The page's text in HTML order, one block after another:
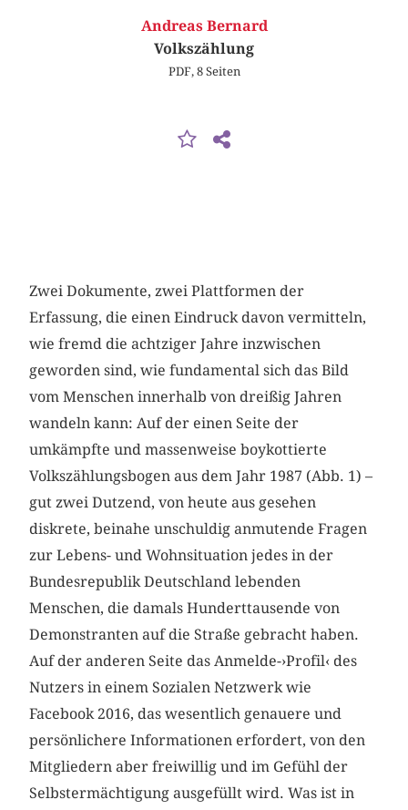
Andreas Bernard
Volkszählung
PDF, 8 Seiten
Zwei Dokumente, zwei Plattformen der
Erfassung, die einen Eindruck davon vermitteln,
wie fremd die achtziger Jahre inzwischen
geworden sind, wie fundamental sich das Bild
vom Menschen innerhalb von dreißig Jahren
wandeln kann: Auf der einen Seite der
umkämpfte und massenweise boykottierte
Volkszählungsbogen aus dem Jahr 1987 (Abb. 1) –
gut zwei Dutzend, von heute aus gesehen
diskrete, beinahe unschuldig anmutende Fragen
zur Lebens- und Wohnsituation jedes in der
Bundesrepublik Deutschland lebenden
Menschen, die damals Hunderttausende von
Demonstranten auf die Straße gebracht haben.
Auf der anderen Seite das Anmelde-›Profil‹ des
Nutzers in einem Sozialen Netzwerk wie
Facebook 2016, das wesentlich genauere und
persönlichere Informationen erfordert, von den
Mitgliedern aber freiwillig und im Gefühl der
Selbstermächtigung ausgefüllt wird. Was ist in